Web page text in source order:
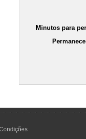
Minutos para